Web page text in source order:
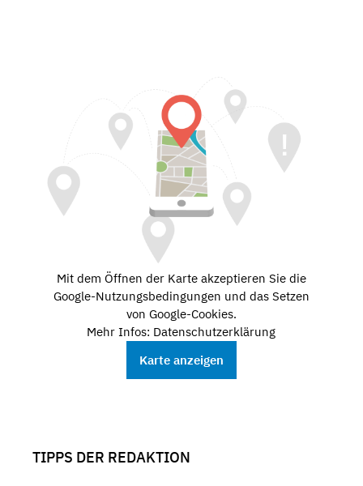
Mit dem Öffnen der Karte akzeptieren Sie die
Google-Nutzungsbedingungen und das Setzen
von Google-Cookies.
Mehr Infos: Datenschutzerklärung
Karte anzeigen
TIPPS DER REDAKTION